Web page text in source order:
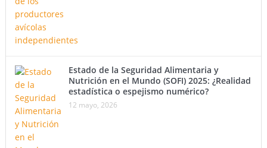
Estado de la Seguridad Alimentaria y
Nutrición en el Mundo (SOFI) 2025: ¿Realidad
estadística o espejismo numérico?
12 mayo, 2026